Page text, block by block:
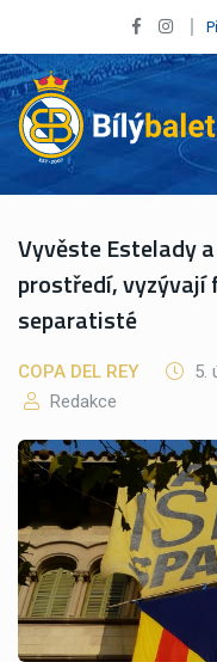
Vyvěste Estelady
prostředí, vyzývají
separatisté
COPA DEL REY 5.
Redakce